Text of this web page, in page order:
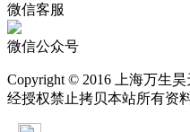
微信客服
微信公众号
Copyright © 2016 上海万生
经授权禁止拷贝本站所有资